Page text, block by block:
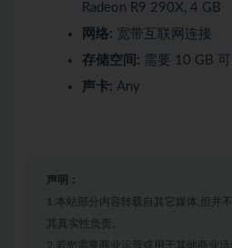
Radeon R9 290X, 4 GB
网络: 宽带互联网连接
存储空间: 需要 10 GB 可
声卡: Any
声明：
1.本站部分内容转载自其它媒体,但并
其真实性负责。
2.若您需要商业运营或用于其他商业